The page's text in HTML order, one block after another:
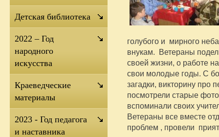
голубого и мирного
внукам. Ветераны
своей жизни, о работе
свои молодые годы. С
загадки, викторину про
посмотрели старые
вспоминали своих
Ветераны все вместе
проблем , провели
Детская библиотека
2022 – Год
народного
искусства
Краеведческие
материалы
2023 - Год педагога
и наставника